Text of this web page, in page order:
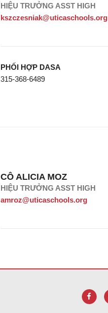
HIỆU TRƯỞNG ASST HIGH
kszczesniak@uticaschools.org
PHỐI HỢP DASA
315-368-6489
CÔ ALICIA MOZ
HIỆU TRƯỞNG ASST HIGH
amroz@uticaschools.org